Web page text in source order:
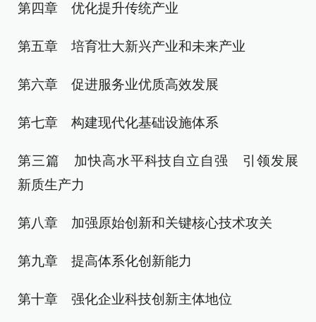
第四章 优化提升传统产业
第五章 培育壮大新兴产业和未来产业
第六章 促进服务业优质高效发展
第七章 构建现代化基础设施体系
第三篇 加快高水平科技自立自强 引领发展
新质生产力
第八章 加强原始创新和关键核心技术攻关
第九章 提高体系化创新能力
第十章 强化企业科技创新主体地位